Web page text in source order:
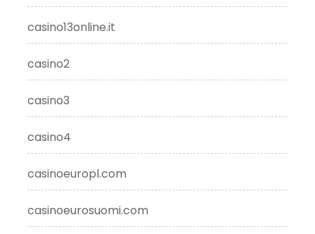
casino13online.it
casino2
casino3
casino4
casinoeuropl.com
casinoeurosuomi.com